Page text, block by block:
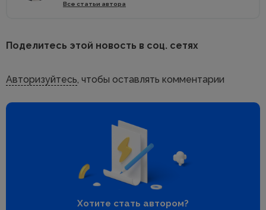
Все статьи автора
Поделитесь этой новость в соц. сетях
Авторизуйтесь, чтобы оставлять комментарии
Хотите стать автором?